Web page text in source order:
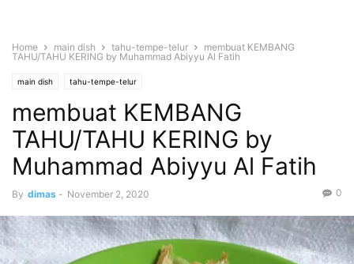
Home main dish tahu-tempe-telur
membuat KEMBANG
TAHU/TAHU KERING by Muhammad Abiyyu Al Fatih
main dish tahu-tempe-telur
membuat KEMBANG
TAHU/TAHU KERING by
Muhammad Abiyyu Al Fatih
By dimas - November 2, 2020 0